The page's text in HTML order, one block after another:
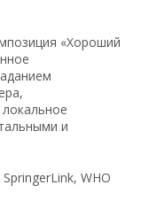
«Хороший
и
WHO